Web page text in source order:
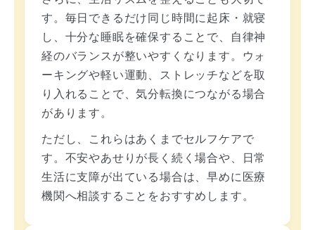
す。毎日できるだけ同じ時間に起床・就寝
し、十分な睡眠を確保することで、自律神
経のバランスが整いやすくなります。ウォ
ーキングや軽い運動、ストレッチなどを取
り入れることで、気分転換につながる場合
があります。
ただし、これらはあくまでセルフケアで
す。不安やあせりが長く続く場合や、日常
生活に支障が出ている場合は、早めに医療
機関へ相談することをおすすめします。